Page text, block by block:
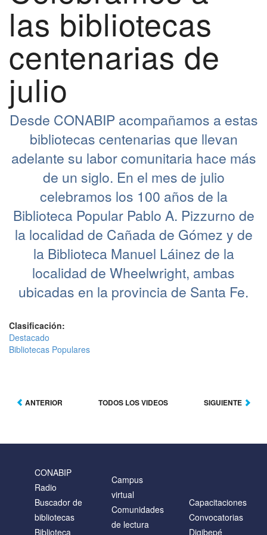
las bibliotecas
centenarias de
julio
Desde CONABIP acompañamos a estas
bibliotecas centenarias que llevan
adelante su labor comunitaria hace más
de un siglo. En el mes de julio
celebramos los 100 años de la
Biblioteca Popular Pablo A. Pizzurno de
la localidad de Cañada de Gómez y de
la Biblioteca Manuel Láinez de la
localidad de Wheelwright, ambas
ubicadas en la provincia de Santa Fe.
Clasificación:
Destacado
Bibliotecas Populares
ANTERIOR TODOS LOS VIDEOS SIGUIENTE
CONABIP
Radio
Buscador de
bibliotecas
Biblioteca
Campus
virtual
Comunidades
de lectura
Capacitaciones
Convocatorias
Digibepé